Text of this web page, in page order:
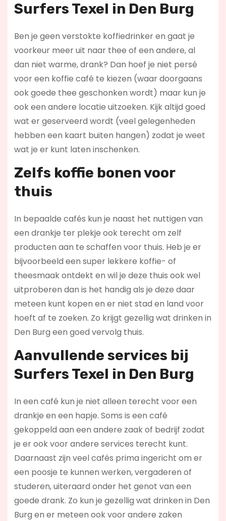
Surfers Texel in Den Burg
Ben je geen verstokte koffiedrinker en gaat je
voorkeur meer uit naar thee of een andere, al
dan niet warme, drank? Dan hoef je niet persé
voor een koffie café te kiezen (waar doorgaans
ook goede thee geschonken wordt) maar kun je
ook een andere locatie uitzoeken. Kijk altijd goed
wat er geserveerd wordt (veel gelegenheden
hebben een kaart buiten hangen) zodat je weet
wat je er kunt laten inschenken.
Zelfs koffie bonen voor
thuis
In bepaalde cafés kun je naast het nuttigen van
een drankje ter plekje ook terecht om zelf
producten aan te schaffen voor thuis. Heb je er
bijvoorbeeld een super lekkere koffie- of
theesmaak ontdekt en wil je deze thuis ook wel
uitproberen dan is het handig als je deze daar
meteen kunt kopen en er niet stad en land voor
hoeft af te zoeken. Zo krijgt gezellig wat drinken in
Den Burg een goed vervolg thuis.
Aanvullende services bij
Surfers Texel in Den Burg
In een café kun je niet alleen terecht voor een
drankje en een hapje. Soms is een café
gekoppeld aan een andere zaak of bedrijf zodat
je er ook voor andere services terecht kunt.
Daarnaast zijn veel cafés prima ingericht om er
een poosje te kunnen werken, vergaderen of
studeren, uiteraard onder het genot van een
goede drank. Zo kun je gezellig wat drinken in Den
Burg en er meteen ook voor andere zaken